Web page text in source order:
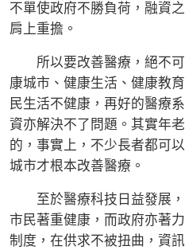
不單使政府不勝負荷，融資
肩上重擔。
所以要改善醫療，絕不可
康城市、健康生活、健康教
民生活不健康，再好的醫療
資亦解決不了問題。其實年
的，事實上，不少長者都可
城市才根本改善醫療。
至於醫療科技日益發展，
市民著重健康，而政府亦著
制度，在供求不被扭曲，資